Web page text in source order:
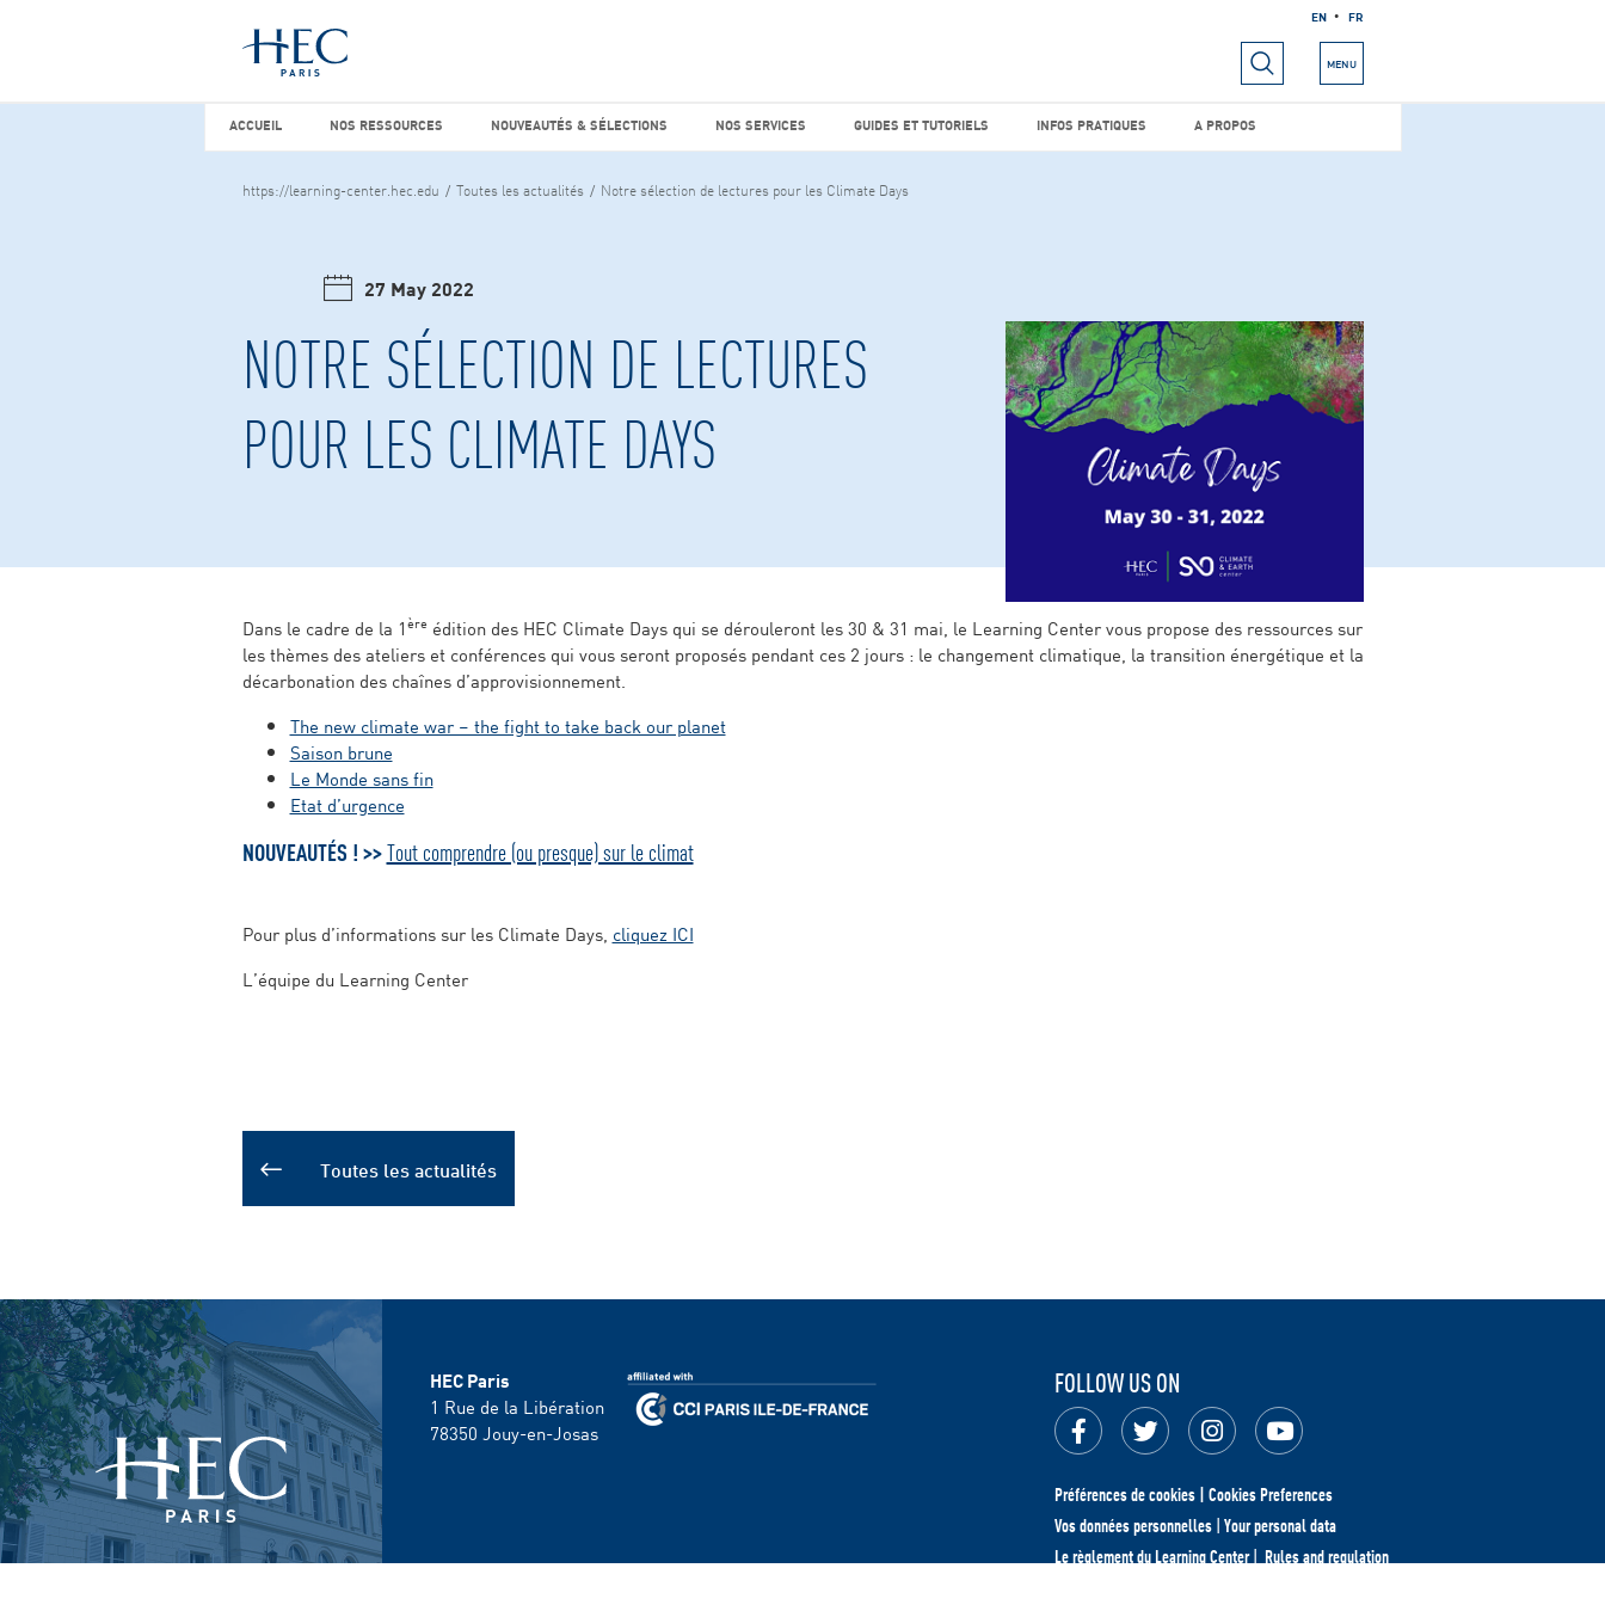
EN FR
MENU
Vous cherchez peut-être
NOS RESSOURCES INFOS PRATIQUES
ACCUEIL NOS RESSOURCES NOUVEAUTÉS & SÉLECTIONS NOS SERVICES GUIDES ET TUTORIELS INFOS PRATIQUES A PROPOS
https://learning-center.hec.edu Toutes les actualités Notre sélection de lectures pour les Climate Days
27 May 2022
NOTRE SÉLECTION DE LECTURES
POUR LES CLIMATE DAYS
Dans le cadre de la 1ère édition des HEC Climate Days qui se dérouleront les 30 & 31 mai, le Learning Center vous propose des ressources sur
les thèmes des ateliers et conférences qui vous seront proposés pendant ces 2 jours : le changement climatique, la transition énergétique et la
décarbonation des chaînes d’approvisionnement.
The new climate war – the fight to take back our planet
Saison brune
Le Monde sans fin
Etat d’urgence
NOUVEAUTÉS ! >>Tout comprendre (ou presque) sur le climat
Pour plus d’informations sur les Climate Days, cliquez ICI
L’équipe du Learning Center
Toutes les actualités
HEC Paris
1 Rue de la Libération
78350 Jouy-en-Josas
FOLLOW US ON
Préférences de cookies | Cookies Preferences
Vos données personnelles | Your personal data
Le règlement du Learning Center|Rules and regulation